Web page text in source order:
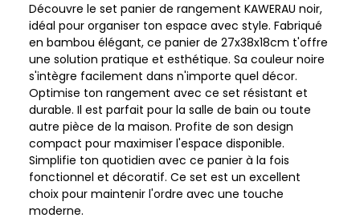
Découvre le set panier de rangement KAWERAU noir,
idéal pour organiser ton espace avec style. Fabriqué
en bambou élégant, ce panier de 27x38x18cm t'offre
une solution pratique et esthétique. Sa couleur noire
s'intègre facilement dans n'importe quel décor.
Optimise ton rangement avec ce set résistant et
durable. Il est parfait pour la salle de bain ou toute
autre pièce de la maison. Profite de son design
compact pour maximiser l'espace disponible.
Simplifie ton quotidien avec ce panier à la fois
fonctionnel et décoratif. Ce set est un excellent
choix pour maintenir l'ordre avec une touche
moderne.